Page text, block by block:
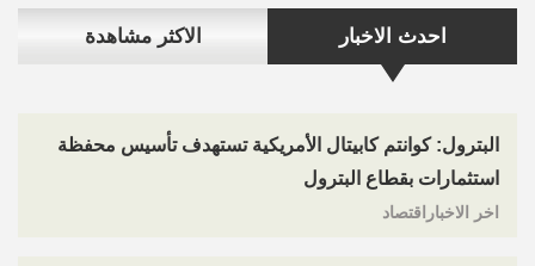
احدث الاخبار الاكثر مشاهدة
البترول: كوانتم كابيتال الأمريكية تستهدف تأسيس محفظة
استثمارات بقطاع البترول
اخر الاخباراقتصاد